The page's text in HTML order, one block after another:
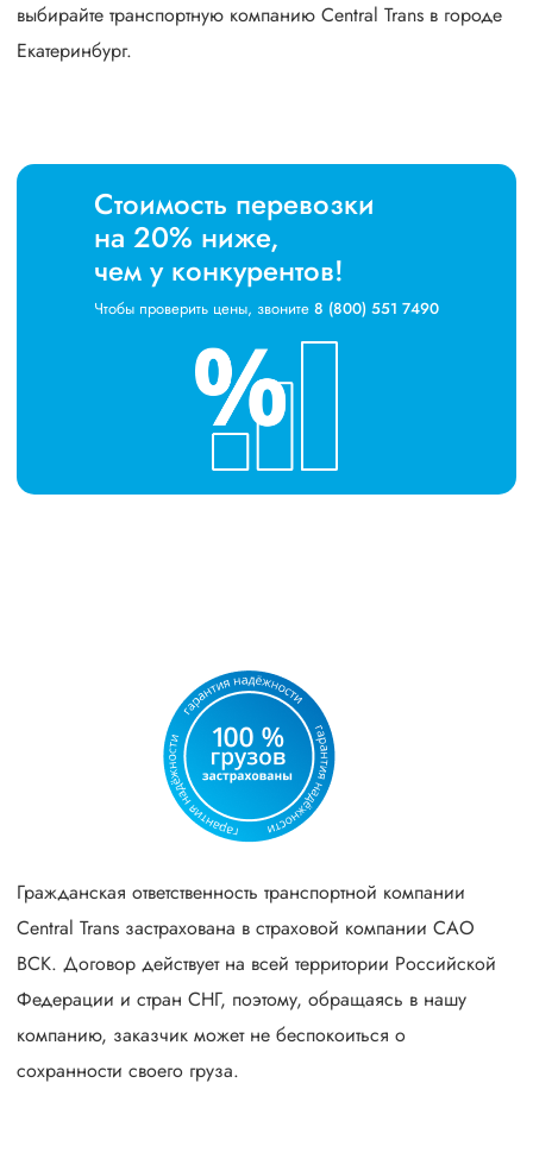
выбирайте транспортную компанию Central Trans в городе
Екатеринбург.
Стоимость перевозки
на 20% ниже,
чем у конкурентов!
Чтобы проверить цены, звоните 8 (800) 551 7490
Гражданская ответственность транспортной компании
Central Trans застрахована в страховой компании САО
ВСК. Договор действует на всей территории Российской
Федерации и стран СНГ, поэтому, обращаясь в нашу
компанию, заказчик может не беспокоиться о
сохранности своего груза.